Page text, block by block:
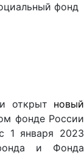
фонд
открыт новый
фонде России
1 января 2023
и Фонда